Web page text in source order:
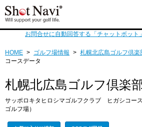
お問合せに自動回答する「チャットボット
HOME > ゴルフ場情報 > 札幌北広島ゴルフ倶
コースデータ
札幌北広島ゴルフ倶楽
サッポロキタヒロシマゴルフクラブ ヒガシコー
ゴルフ場）